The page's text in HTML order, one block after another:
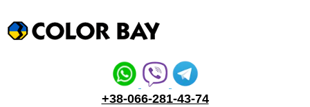
+38-066-281-43-74